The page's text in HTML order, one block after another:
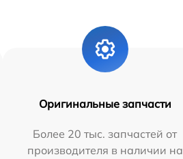
Оригинальные запчасти
Более 20 тыс. запчастей от
производителя в наличии на